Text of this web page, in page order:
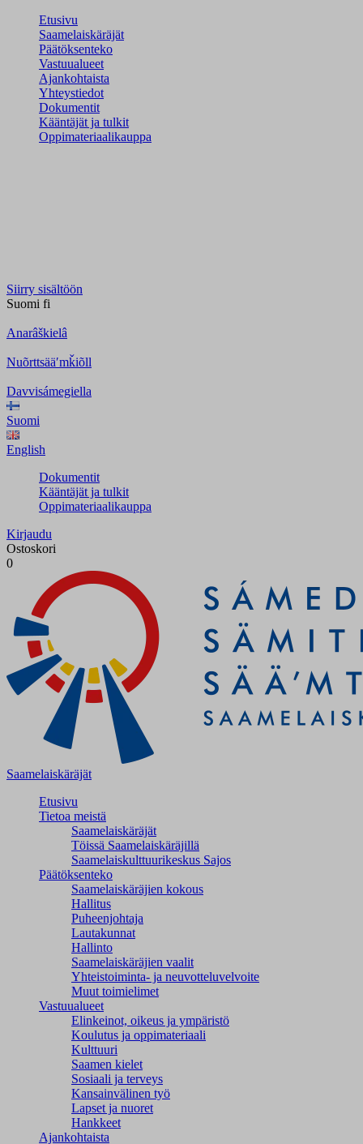
Etusivu
Saamelaiskäräjät
Päätöksenteko
Vastuualueet
Ajankohtaista
Yhteystiedot
Dokumentit
Kääntäjät ja tulkit
Oppimateriaalikauppa
Siirry sisältöön
Suomi fi
Anarâškielâ
Nuõrttsääʹmǩiõll
Davvisámegiella
Suomi
English
Dokumentit
Kääntäjät ja tulkit
Oppimateriaalikauppa
Kirjaudu
Ostoskori
0
Saamelaiskäräjät
Etusivu
Tietoa meistä
Saamelaiskäräjät
Töissä Saamelaiskäräjillä
Saamelaiskulttuuri­keskus Sajos
Päätöksenteko
Saamelaiskäräjien kokous
Hallitus
Puheenjohtaja
Lautakunnat
Hallinto
Saamelaiskäräjien vaalit
Yhteistoiminta- ja neuvotteluvelvoite
Muut toimielimet
Vastuualueet
Elinkeinot, oikeus ja ympäristö
Koulutus ja oppimateriaali
Kulttuuri
Saamen kielet
Sosiaali ja terveys
Kansainvälinen työ
Lapset ja nuoret
Hankkeet
Ajankohtaista